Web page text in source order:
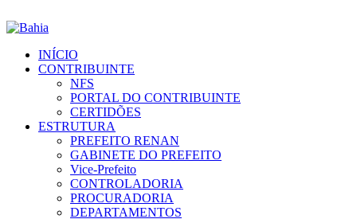
INÍCIO
CONTRIBUINTE
NFS
PORTAL DO CONTRIBUINTE
CERTIDÕES
ESTRUTURA
PREFEITO RENAN
GABINETE DO PREFEITO
Vice-Prefeito
CONTROLADORIA
PROCURADORIA
DEPARTAMENTOS